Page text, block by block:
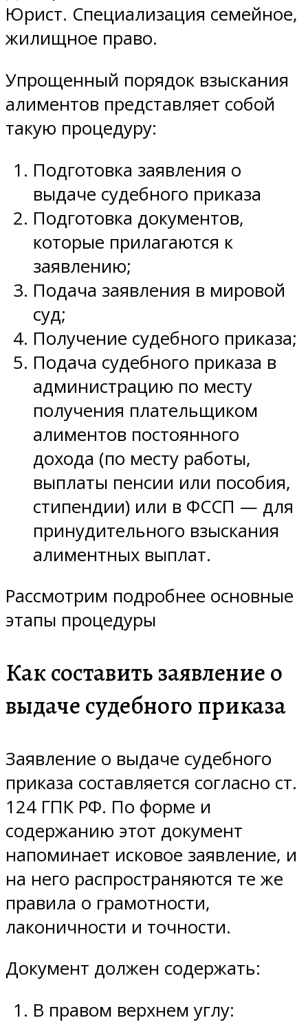
Юрист. Специализация семейное,
жилищное право.
Упрощенный порядок взыскания
алиментов представляет собой
такую процедуру:
Подготовка заявления о
выдаче судебного приказа
Подготовка документов,
которые прилагаются к
заявлению;
Подача заявления в мировой
суд;
Получение судебного приказа;
Подача судебного приказа в
администрацию по месту
получения плательщиком
алиментов постоянного
дохода (по месту работы,
выплаты пенсии или пособия,
стипендии) или в ФССП — для
принудительного взыскания
алиментных выплат.
Рассмотрим подробнее основные
этапы процедуры
Как составить заявление о
выдаче судебного приказа
Заявление о выдаче судебного
приказа составляется согласно ст.
124 ГПК РФ. По форме и
содержанию этот документ
напоминает исковое заявление, и
на него распространяются те же
правила о грамотности,
лаконичности и точности.
Документ должен содержать:
В правом верхнем углу: